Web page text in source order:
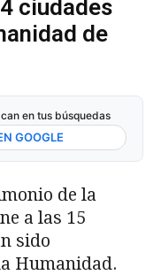
ciudades
de
en tus búsquedas
GOOGLE
de la
a las 15
sido
Humanidad.